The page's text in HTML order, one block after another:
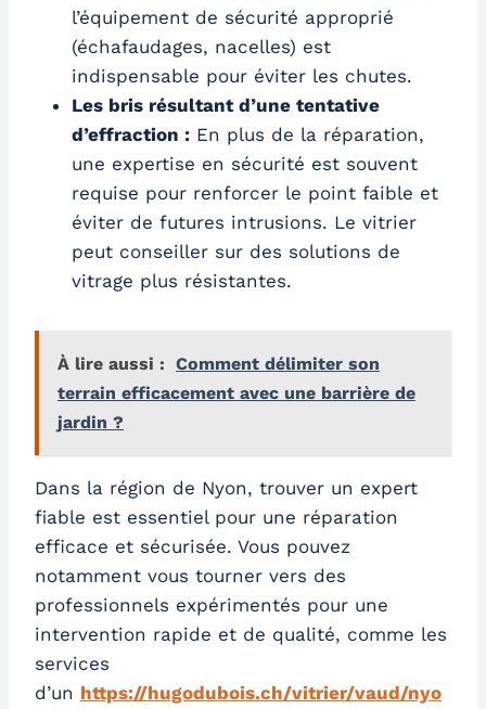
l’équipement de sécurité approprié
(échafaudages, nacelles) est
indispensable pour éviter les chutes.
Les bris résultant d’une tentative
d’effraction : En plus de la réparation,
une expertise en sécurité est souvent
requise pour renforcer le point faible et
éviter de futures intrusions. Le vitrier
peut conseiller sur des solutions de
vitrage plus résistantes.
À lire aussi : Comment délimiter son
terrain efficacement avec une barrière de
jardin ?
Dans la région de Nyon, trouver un expert
fiable est essentiel pour une réparation
efficace et sécurisée. Vous pouvez
notamment vous tourner vers des
professionnels expérimentés pour une
intervention rapide et de qualité, comme les
services
d’un https://hugodubois.ch/vitrier/vaud/nyo